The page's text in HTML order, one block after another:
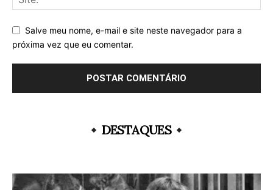
Salve meu nome, e-mail e site neste navegador para a
próxima vez que eu comentar.
DESTAQUES